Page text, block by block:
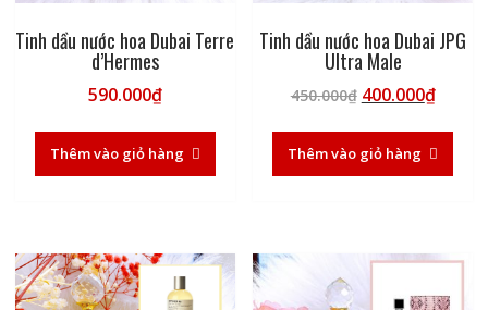
Tinh dầu nước hoa Dubai Terre
d’Hermes
590.000₫
Thêm vào giỏ hàng
Tinh dầu nước hoa Dubai JPG
Ultra Male
450.000₫ Giá
là:
450.000₫.
400.000₫Giá
tại
là:
Thêm vào giỏ hàng